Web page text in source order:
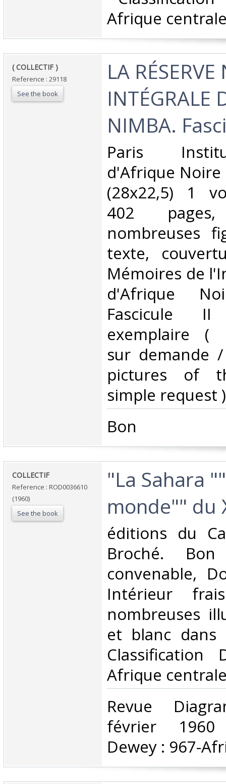
Afrique
‎( COLLECTIF ) ‎
Reference : 29118
See the book
‎LA
INTÉGRALE
NIMBA.
‎Paris
d'Afrique Noire
(28x22,5) 1
402
nombreuses
texte,
Mémoires de
d'Afrique
Fascicule
exemplaire (
sur demande
pictures of
simple request
‎Bon ‎
‎COLLECTIF‎
Reference : ROD0036610
(1960)
See the book
‎"La Sahara
monde"" du
‎éditions du
Broché.
convenable,
Intérieur
nombreuses
et blanc
Classification
Afrique
‎Revue
février 1960
Dewey : 967-